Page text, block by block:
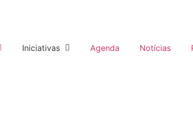
Iniciativas Agenda Notícias